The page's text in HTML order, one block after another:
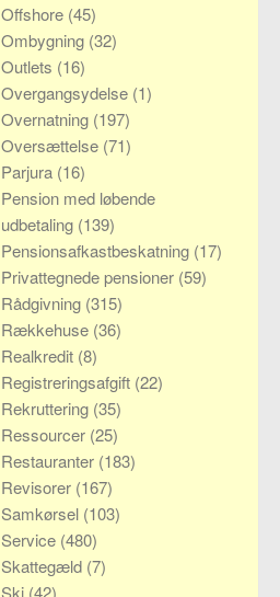
Offshore (45)
Ombygning (32)
Outlets (16)
Overgangsydelse (1)
Overnatning (197)
Oversættelse (71)
Parjura (16)
Pension med løbende
udbetaling (139)
Pensionsafkastbeskatning (17)
Privattegnede pensioner (59)
Rådgivning (315)
Rækkehuse (36)
Realkredit (8)
Registreringsafgift (22)
Rekruttering (35)
Ressourcer (25)
Restauranter (183)
Revisorer (167)
Samkørsel (103)
Service (480)
Skattegæld (7)
Ski (42)